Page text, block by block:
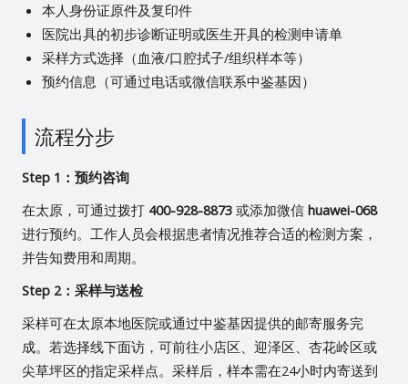
本人身份证原件及复印件
医院出具的初步诊断证明或医生开具的检测申请单
采样方式选择（血液/口腔拭子/组织样本等）
预约信息（可通过电话或微信联系中鉴基因）
流程分步
Step 1：预约咨询
在太原，可通过拨打 400-928-8873或添加微信 huawei-068
进行预约。工作人员会根据患者情况推荐合适的检测方案，
并告知费用和周期。
Step 2：采样与送检
采样可在太原本地医院或通过中鉴基因提供的邮寄服务完
成。若选择线下面访，可前往小店区、迎泽区、杏花岭区或
尖草坪区的指定采样点。采样后，样本需在24小时内寄送到